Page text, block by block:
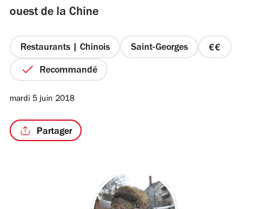
étoiles
ouest de la Chine
Restaurants | Chinois Saint-Georges
prix
Recommandé
mardi 5 juin 2018
Partager